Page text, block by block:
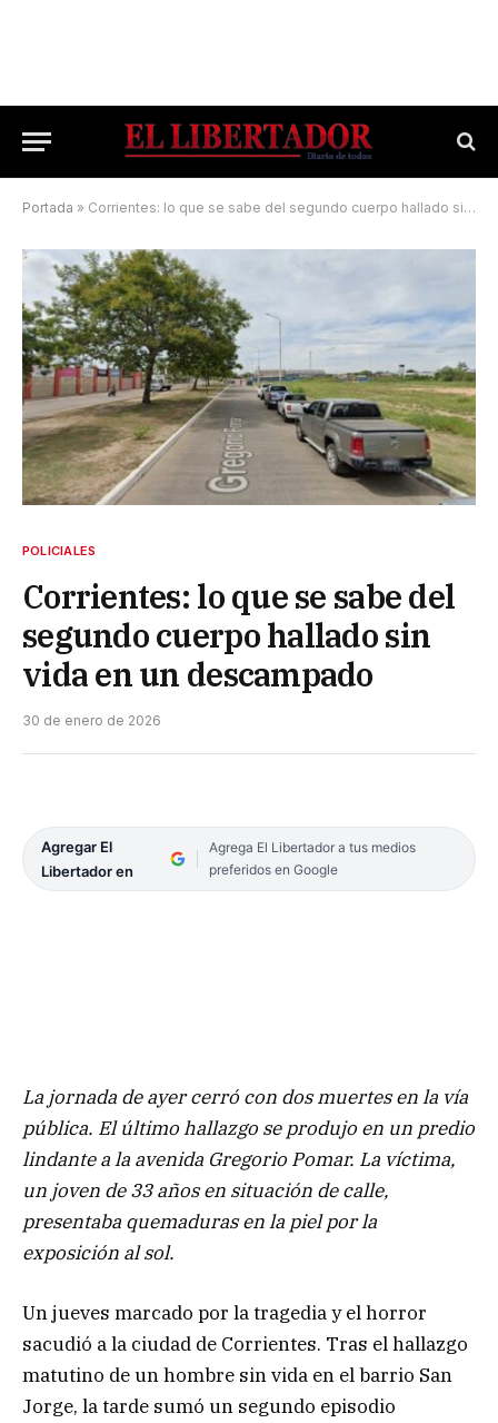
Portada » Corrientes: lo que se sabe del segundo cuerpo hallado sin vida en un descampado
POLICIALES
Corrientes: lo que se sabe del
segundo cuerpo hallado sin
vida en un descampado
30 de enero de 2026
Agregar El
Libertador en
Agrega El Libertador a tus medios
preferidos en Google
La jornada de ayer cerró con dos muertes en la vía
pública. El último hallazgo se produjo en un predio
lindante a la avenida Gregorio Pomar. La víctima,
un joven de 33 años en situación de calle,
presentaba quemaduras en la piel por la
exposición al sol.
Un jueves marcado por la tragedia y el horror
sacudió a la ciudad de Corrientes. Tras el hallazgo
matutino de un hombre sin vida en el barrio San
Jorge, la tarde sumó un segundo episodio